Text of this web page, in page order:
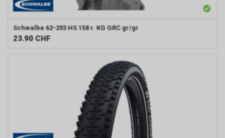
Schwalbe 62-203 HS 158 r. KG GRC gr/gr
23.90 CHF